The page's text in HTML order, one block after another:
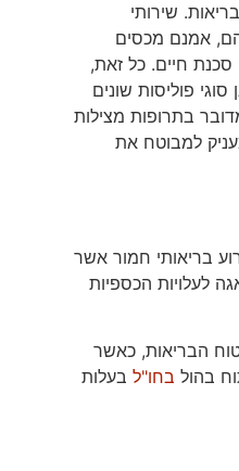
שירותי
אמנם מכסים
חיים. כל זאת,
ישנן סוגי פוליסות שונים
בתרופות מצילות
למבוטח את
בריאותי חמור אשר
לעלויות הכספיות
ביטוח הבריאות, כאשר
בהול בחו"ל בעלות